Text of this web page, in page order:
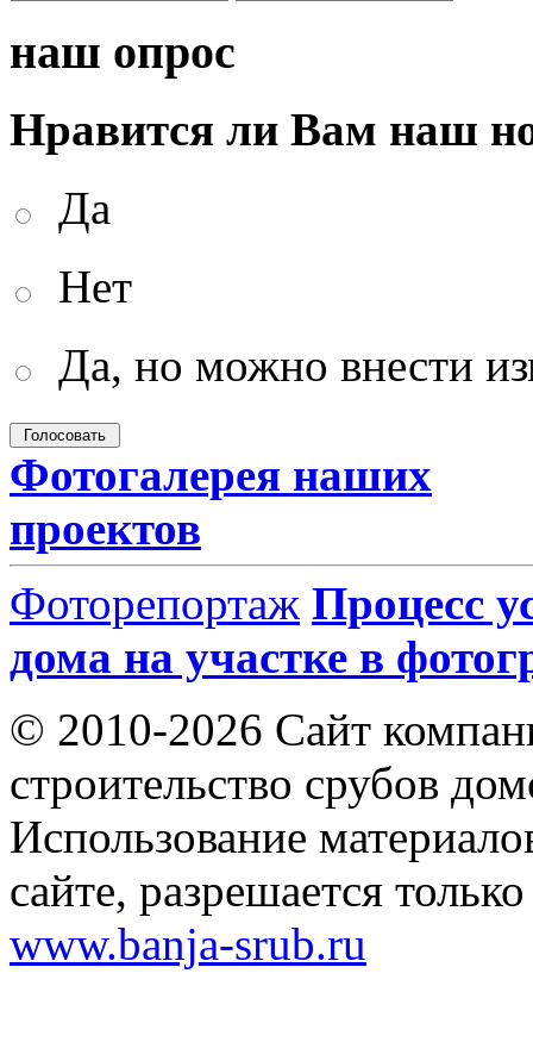
наш опрос
Нравится ли Вам наш
Да
Нет
Да, но можно внести
Фотогалерея наших
проектов
Фоторепортаж Процесс
дома на участке в
© 2010-2026 Сайт
строительство срубов
Использование
сайте, разрешается
www.banja-srub.ru